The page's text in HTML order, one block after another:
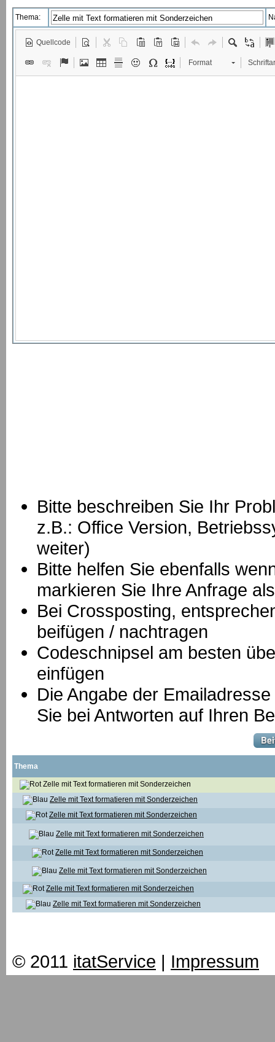
Thema:
Quellcode
Format
Bitte beschreiben Sie Ihr
z.B.: Office Version,
weiter)
Bitte helfen Sie ebenfalls
markieren Sie Ihre Anfrage
Bei Crossposting,
beifügen / nachtragen
Codeschnipsel am besten
einfügen
Die Angabe der
Sie bei Antworten auf Ihren
Thema
Zelle mit Text formatieren mit Sonderzeichen
Zelle mit Text formatieren mit Sonderzeichen
Zelle mit Text formatieren mit Sonderzeichen
Zelle mit Text formatieren mit Sonderzeichen
Zelle mit Text formatieren mit Sonderzeichen
Zelle mit Text formatieren mit Sonderzeichen
Zelle mit Text formatieren mit Sonderzeichen
Zelle mit Text formatieren mit Sonderzeichen
© 2011 itatService | Impressum